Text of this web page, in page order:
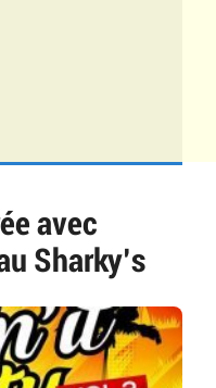
avec
Sharky’s